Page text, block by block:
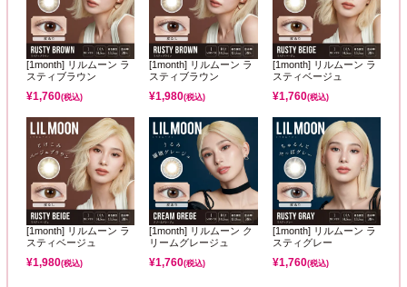
[1month] リルムーン ラ
スティブラウン
¥1,760(税込)
[1month] リルムーン ラ
スティブラウン
¥1,980(税込)
[1month] リルムーン ラ
スティベージュ
¥1,760(税込)
[1month] リルムーン ラ
スティベージュ
¥1,980(税込)
[1month] リルムーン ク
リームグレージュ
¥1,760(税込)
[1month] リルムーン ラ
スティグレー
¥1,760(税込)